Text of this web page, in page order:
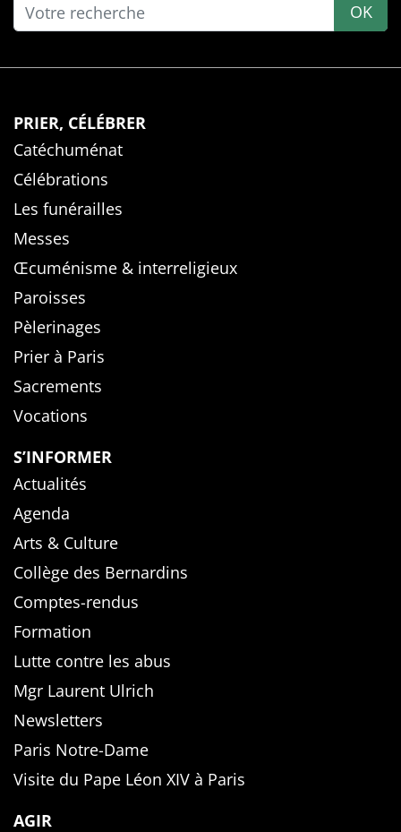
OK
PRIER, CÉLÉBRER
Catéchuménat
Célébrations
Les funérailles
Messes
Œcuménisme & interreligieux
Paroisses
Pèlerinages
Prier à Paris
Sacrements
Vocations
S’INFORMER
Actualités
Agenda
Arts & Culture
Collège des Bernardins
Comptes-rendus
Formation
Lutte contre les abus
Mgr Laurent Ulrich
Newsletters
Paris Notre-Dame
Visite du Pape Léon XIV à Paris
AGIR